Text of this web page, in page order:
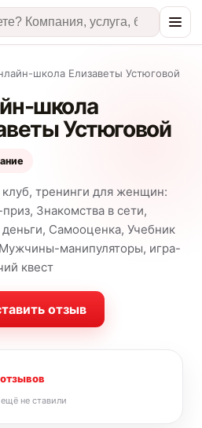
школа Елизаветы Устюговой
школа
Устюговой
тренинги для женщин:
Знакомства в сети,
Самооценка, Учебник
манипуляторы, игра-
квест
отзыв
отзывов
не ставили